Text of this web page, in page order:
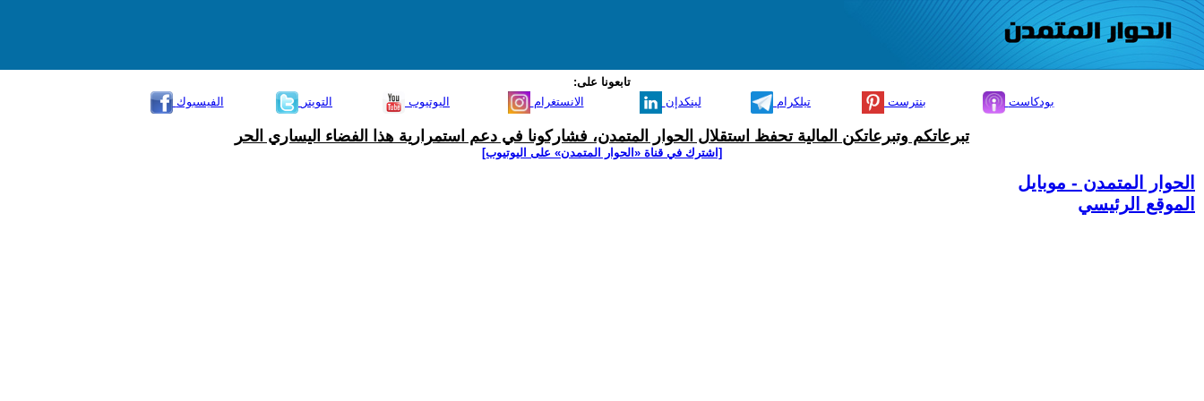
تابعونا على:
الفيسبوك
التويتر اليوتيوب الانستغرام لينكدإن تيلكرام بنترست بودكاست
تبرعاتكم وتبرعاتكن المالية تحفظ استقلال الحوار المتمدن، فشاركونا في دعم استمرارية هذا الفضاء اليساري الحر
[اشترك في قناة ‫«الحوار المتمدن» على اليوتيوب]
الحوار المتمدن - موبايل
الموقع الرئيسي